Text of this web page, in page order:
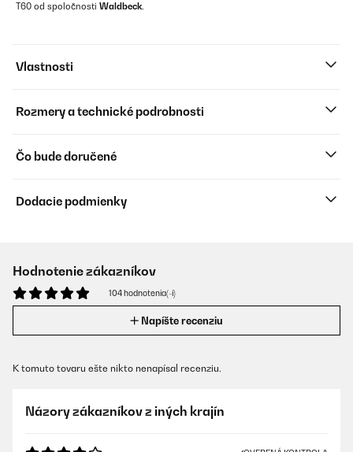
T60 od spoločnosti Waldbeck.
Vlastnosti
Rozmery a technické podrobnosti
Čo bude doručené
Dodacie podmienky
Hodnotenie zákazníkov
104 hodnotenia(-í)
Napíšte recenziu
K tomuto tovaru ešte nikto nenapísal recenziu.
Názory zákazníkov z iných krajín